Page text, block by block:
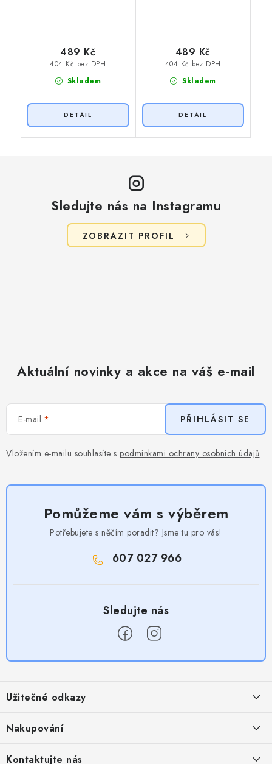
Skladem
404 Kč bez DPH
489 Kč
Skladem
404 Kč bez DPH
489 Kč
Sledujte nás na Instagramu
ZOBRAZIT PROFIL
Aktuální novinky a akce na váš e-mail
E-mail
Vložením e-mailu souhlasíte s podmínkami ochrany osobních údajů
PŘIHLÁSIT SE
Pomůžeme vám s výběrem
Potřebujete s něčím poradit? Jsme tu pro vás!
607 027 966
p
a
Užitečné odkazy
Nakupování
Kontaktujte nás